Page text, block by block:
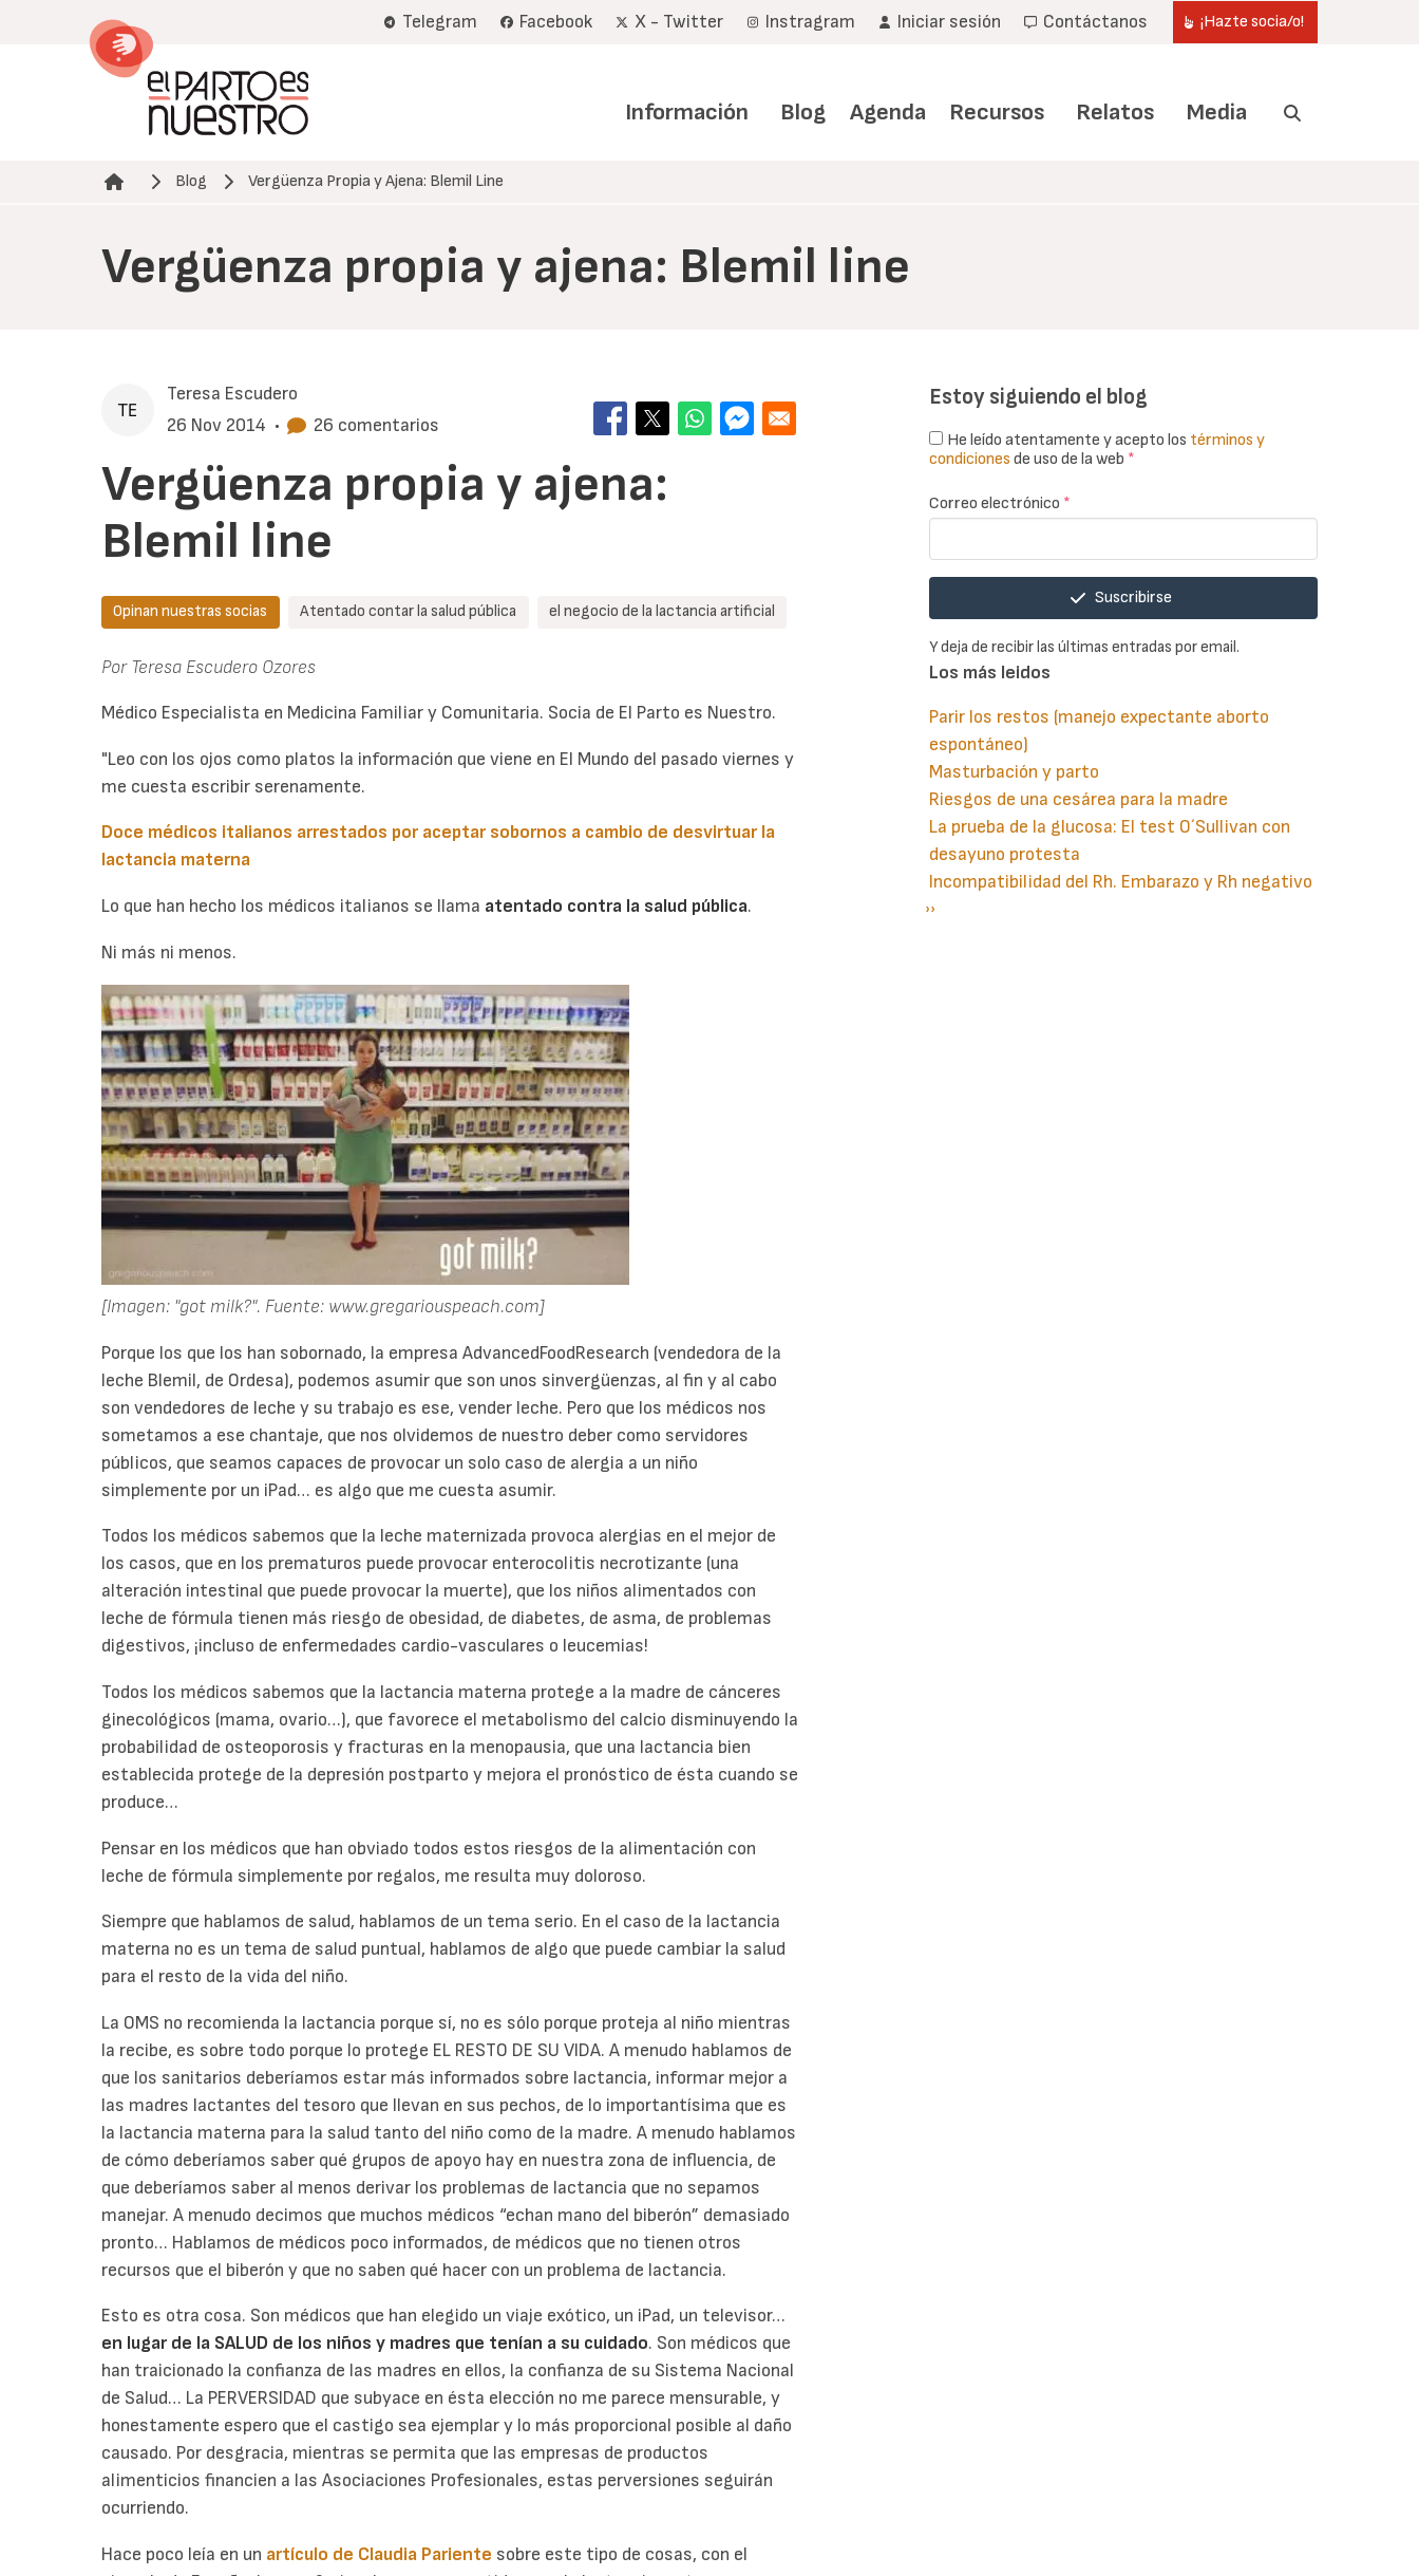
Telegram Facebook X - Twitter Instragram Iniciar sesión Contáctanos ¡Hazte socia/o!
Información Blog Agenda Recursos Relatos Media
Ruta de navegación
Blog Vergüenza Propia y Ajena: Blemil Line
Vergüenza propia y ajena: Blemil line
Teresa Escudero
26 Nov 2014 • 26 comentarios
Vergüenza propia y ajena:
Blemil line
Opinan nuestras socias Atentado contar la salud pública el negocio de la lactancia artificial
Por Teresa Escudero Ozores
Médico Especialista en Medicina Familiar y Comunitaria. Socia de El Parto es Nuestro.
"Leo con los ojos como platos la información que viene en El Mundo del pasado viernes y
me cuesta escribir serenamente.
Doce médicos italianos arrestados por aceptar sobornos a cambio de desvirtuar la
lactancia materna
Lo que han hecho los médicos italianos se llama atentado contra la salud pública.
Ni más ni menos.
[Imagen: "got milk?". Fuente: www.gregariouspeach.com]
Porque los que los han sobornado, la empresa AdvancedFoodResearch (vendedora de la
leche Blemil, de Ordesa), podemos asumir que son unos sinvergüenzas, al fin y al cabo
son vendedores de leche y su trabajo es ese, vender leche. Pero que los médicos nos
sometamos a ese chantaje, que nos olvidemos de nuestro deber como servidores
públicos, que seamos capaces de provocar un solo caso de alergia a un niño
simplemente por un iPad… es algo que me cuesta asumir.
Todos los médicos sabemos que la leche maternizada provoca alergias en el mejor de
los casos, que en los prematuros puede provocar enterocolitis necrotizante (una
alteración intestinal que puede provocar la muerte), que los niños alimentados con
leche de fórmula tienen más riesgo de obesidad, de diabetes, de asma, de problemas
digestivos, ¡incluso de enfermedades cardio-vasculares o leucemias!
Todos los médicos sabemos que la lactancia materna protege a la madre de cánceres
ginecológicos (mama, ovario…), que favorece el metabolismo del calcio disminuyendo la
probabilidad de osteoporosis y fracturas en la menopausia, que una lactancia bien
establecida protege de la depresión postparto y mejora el pronóstico de ésta cuando se
produce…
Pensar en los médicos que han obviado todos estos riesgos de la alimentación con
leche de fórmula simplemente por regalos, me resulta muy doloroso.
Siempre que hablamos de salud, hablamos de un tema serio. En el caso de la lactancia
materna no es un tema de salud puntual, hablamos de algo que puede cambiar la salud
para el resto de la vida del niño.
La OMS no recomienda la lactancia porque sí, no es sólo porque proteja al niño mientras
la recibe, es sobre todo porque lo protege EL RESTO DE SU VIDA. A menudo hablamos de
que los sanitarios deberíamos estar más informados sobre lactancia, informar mejor a
las madres lactantes del tesoro que llevan en sus pechos, de lo importantísima que es
la lactancia materna para la salud tanto del niño como de la madre. A menudo hablamos
de cómo deberíamos saber qué grupos de apoyo hay en nuestra zona de influencia, de
que deberíamos saber al menos derivar los problemas de lactancia que no sepamos
manejar. A menudo decimos que muchos médicos “echan mano del biberón” demasiado
pronto… Hablamos de médicos poco informados, de médicos que no tienen otros
recursos que el biberón y que no saben qué hacer con un problema de lactancia.
Esto es otra cosa. Son médicos que han elegido un viaje exótico, un iPad, un televisor…
en lugar de la SALUD de los niños y madres que tenían a su cuidado. Son médicos que
han traicionado la confianza de las madres en ellos, la confianza de su Sistema Nacional
de Salud… La PERVERSIDAD que subyace en ésta elección no me parece mensurable, y
honestamente espero que el castigo sea ejemplar y lo más proporcional posible al daño
causado. Por desgracia, mientras se permita que las empresas de productos
alimenticios financien a las Asociaciones Profesionales, estas perversiones seguirán
ocurriendo.
Hace poco leía en un artículo de Claudia Pariente sobre este tipo de cosas, con el
Estoy siguiendo el blog
He leído atentamente y acepto los términos y
condiciones de uso de la web *
Correo electrónico *
Suscribirse
Y deja de recibir las últimas entradas por email.
Los más leidos
Parir los restos (manejo expectante aborto
espontáneo)
Masturbación y parto
Riesgos de una cesárea para la madre
La prueba de la glucosa: El test O´Sullivan con
desayuno protesta
Incompatibilidad del Rh. Embarazo y Rh negativo
Paginación
Siguiente
››